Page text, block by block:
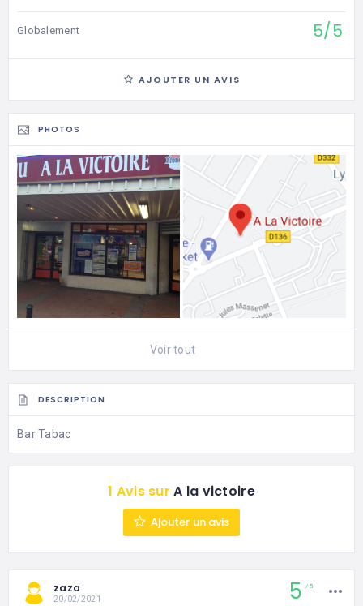
Globalement 5/5
AJOUTER UN AVIS
PHOTOS
Voir tout
DESCRIPTION
Bar Tabac
1 Avis sur A la victoire
Ajouter un avis
zaza
20/02/2021 5 5